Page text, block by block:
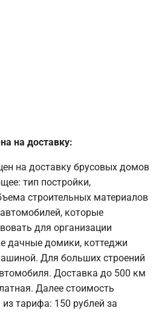
на доставку:
на доставку брусовых домов
тип постройки,
строительных материалов
которые
для организации
дачные домики, коттеджи
Для больших строений
Доставка до 500 км
Далее стоимость
тарифа: 150 рублей за